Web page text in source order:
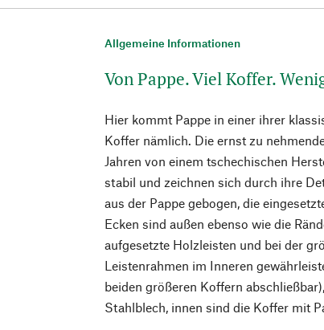
Allgemeine Informationen
Von Pappe. Viel Koffer.
Hier kommt Pappe in einer ihrer
Koffer nämlich. Die ernst zu
Jahren von einem tschechischen
stabil und zeichnen sich durch ihre
aus der Pappe gebogen, die
Ecken sind außen ebenso wie die
aufgesetzte Holzleisten und bei der
Leistenrahmen im Inneren
beiden größeren Koffern
Stahlblech, innen sind die Koffer mit